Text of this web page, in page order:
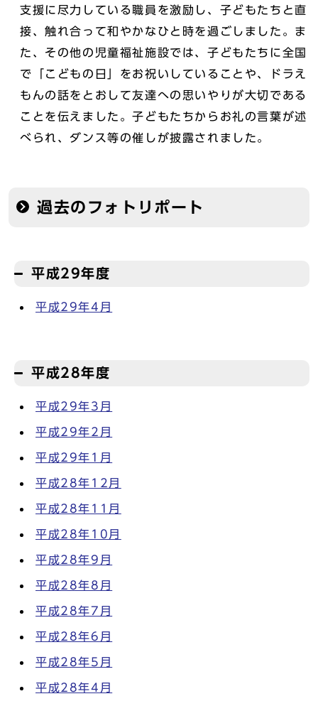
支援に尽力している職員を激励し、子どもたちと直
接、触れ合って和やかなひと時を過ごしました。ま
た、その他の児童福祉施設では、子どもたちに全国
で「こどもの日」をお祝いしていることや、ドラえ
もんの話をとおして友達への思いやりが大切である
ことを伝えました。子どもたちからお礼の言葉が述
べられ、ダンス等の催しが披露されました。
過去のフォトリポート
平成29年度
平成29年4月
平成28年度
平成29年3月
平成29年2月
平成29年1月
平成28年12月
平成28年11月
平成28年10月
平成28年9月
平成28年8月
平成28年7月
平成28年6月
平成28年5月
平成28年4月